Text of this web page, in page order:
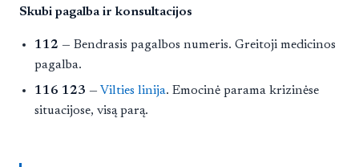
Skubi pagalba ir konsultacijos
112 — Bendrasis pagalbos numeris. Greitoji medicinos
pagalba.
116 123 — Vilties linija. Emocinė parama krizinėse
situacijose, visą parą.